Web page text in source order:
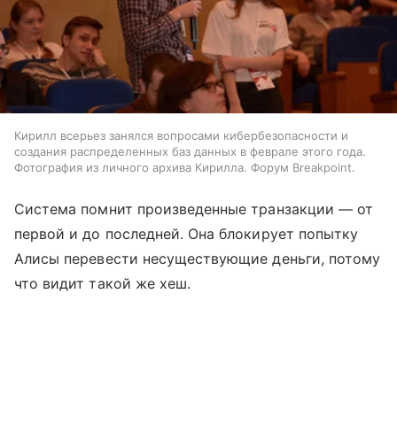
Кирилл всерьез занялся вопросами кибербезопасности и
создания распределенных баз данных в феврале этого года.
Фотография из личного архива Кирилла. Форум Breakpoint.
Система помнит произведенные транзакции — от
первой и до последней. Она блокирует попытку
Алисы перевести несуществующие деньги, потому
что видит такой же хеш.